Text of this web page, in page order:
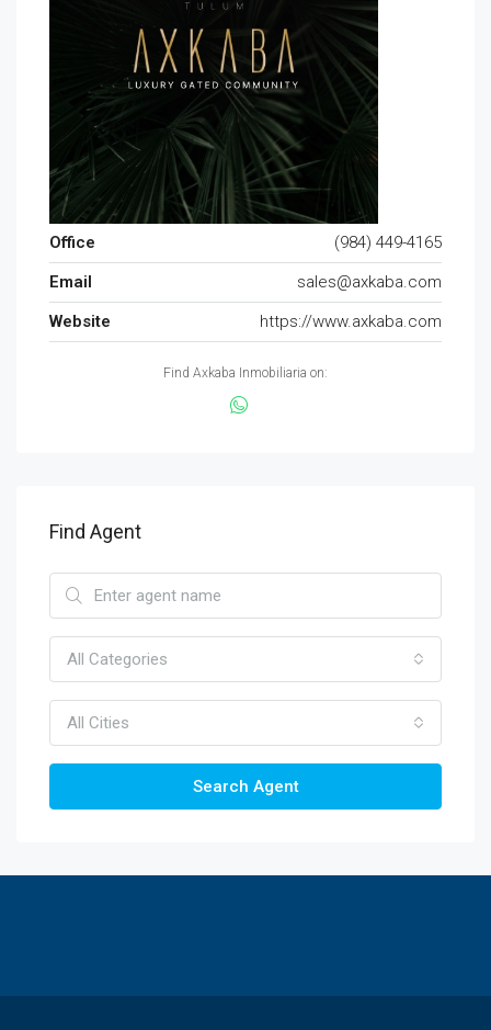
Office
(984) 449-4165
Email
sales@axkaba.com
Website
https://www.axkaba.com
Find Axkaba Inmobiliaria on:
Find Agent
All Categories
All Cities
Search Agent